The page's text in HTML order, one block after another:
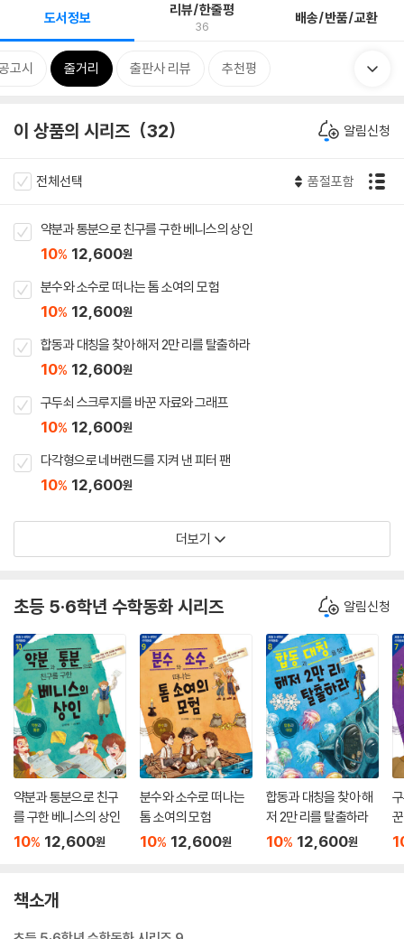
도서정보 리뷰/한줄평
36 배송/반품/교환
고시 줄거리 출판사 리뷰 추천평
이 상품의 시리즈 32 알림신청
전체선택 품절포함
약분과 통분으로 친구를 구한 베니스의 상인
10% 12,600원
분수와 소수로 떠나는 톰 소여의 모험
10% 12,600원
합동과 대칭을 찾아 해저 2만 리를 탈출하라
10% 12,600원
구두쇠 스크루지를 바꾼 자료와 그래프
10% 12,600원
다각형으로 네버랜드를 지켜 낸 피터 팬
10% 12,600원
더보기
초등 5·6학년 수학동화 시리즈 알림신청
약분과 통분으로 친구
를 구한 베니스의 상인
10% 12,600원
분수와 소수로 떠나는
톰 소여의 모험
10% 12,600원
합동과 대칭을 찾아 해
저 2만 리를 탈출하라
10% 12,600원
책소개